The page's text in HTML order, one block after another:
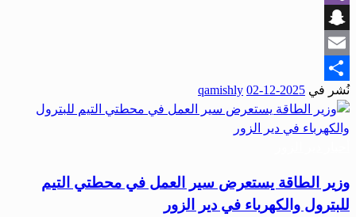
Viber
Snapchat
Email
Share
نُشر في 2025-12-02
qamishly
وزير الطاقة يستعرض سير العمل في محطتي التيم
للبترول والكهرباء في دير الزور